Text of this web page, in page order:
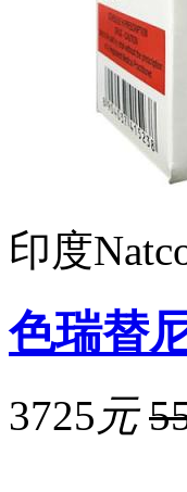
印度
色瑞替
3725 元